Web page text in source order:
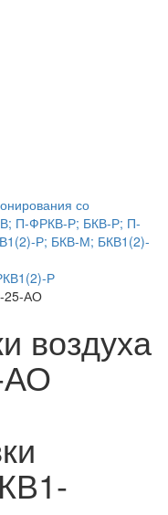
со
П-ФРКВ-Р; БКВ-Р; П-
Р; БКВ-М; БКВ1(2)-
Р
25-АО
воздуха